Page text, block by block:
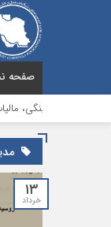
صفحه
نقدینگی، مالیات و افت
۱۳
خرداد